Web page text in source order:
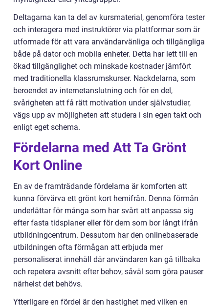
Deltagarna kan ta del av kursmaterial, genomföra tester
och interagera med instruktörer via plattformar som är
utformade för att vara användarvänliga och tillgängliga
både på dator och mobila enheter. Detta har lett till en
ökad tillgänglighet och minskade kostnader jämfört
med traditionella klassrumskurser. Nackdelarna, som
beroendet av internetanslutning och för en del,
svårigheten att få rätt motivation under självstudier,
vägs upp av möjligheten att studera i sin egen takt och
enligt eget schema.
Fördelarna med Att Ta Grönt
Kort Online
En av de framträdande fördelarna är komforten att
kunna förvärva ett grönt kort hemifrån. Denna förmån
underlättar för många som har svårt att anpassa sig
efter fasta tidsplaner eller för dem som bor långt ifrån
utbildningcentrum. Dessutom har den onlinebaserade
utbildningen ofta förmågan att erbjuda mer
personaliserat innehåll där användaren kan gå tillbaka
och repetera avsnitt efter behov, såväl som göra pauser
närhelst det behövs.
Ytterligare en fördel är den hastighet med vilken en